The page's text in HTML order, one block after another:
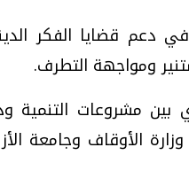
دعم قضايا الفكر
ومواجهة التطرف.
مشروعات التنمية
الأوقاف وجامعة